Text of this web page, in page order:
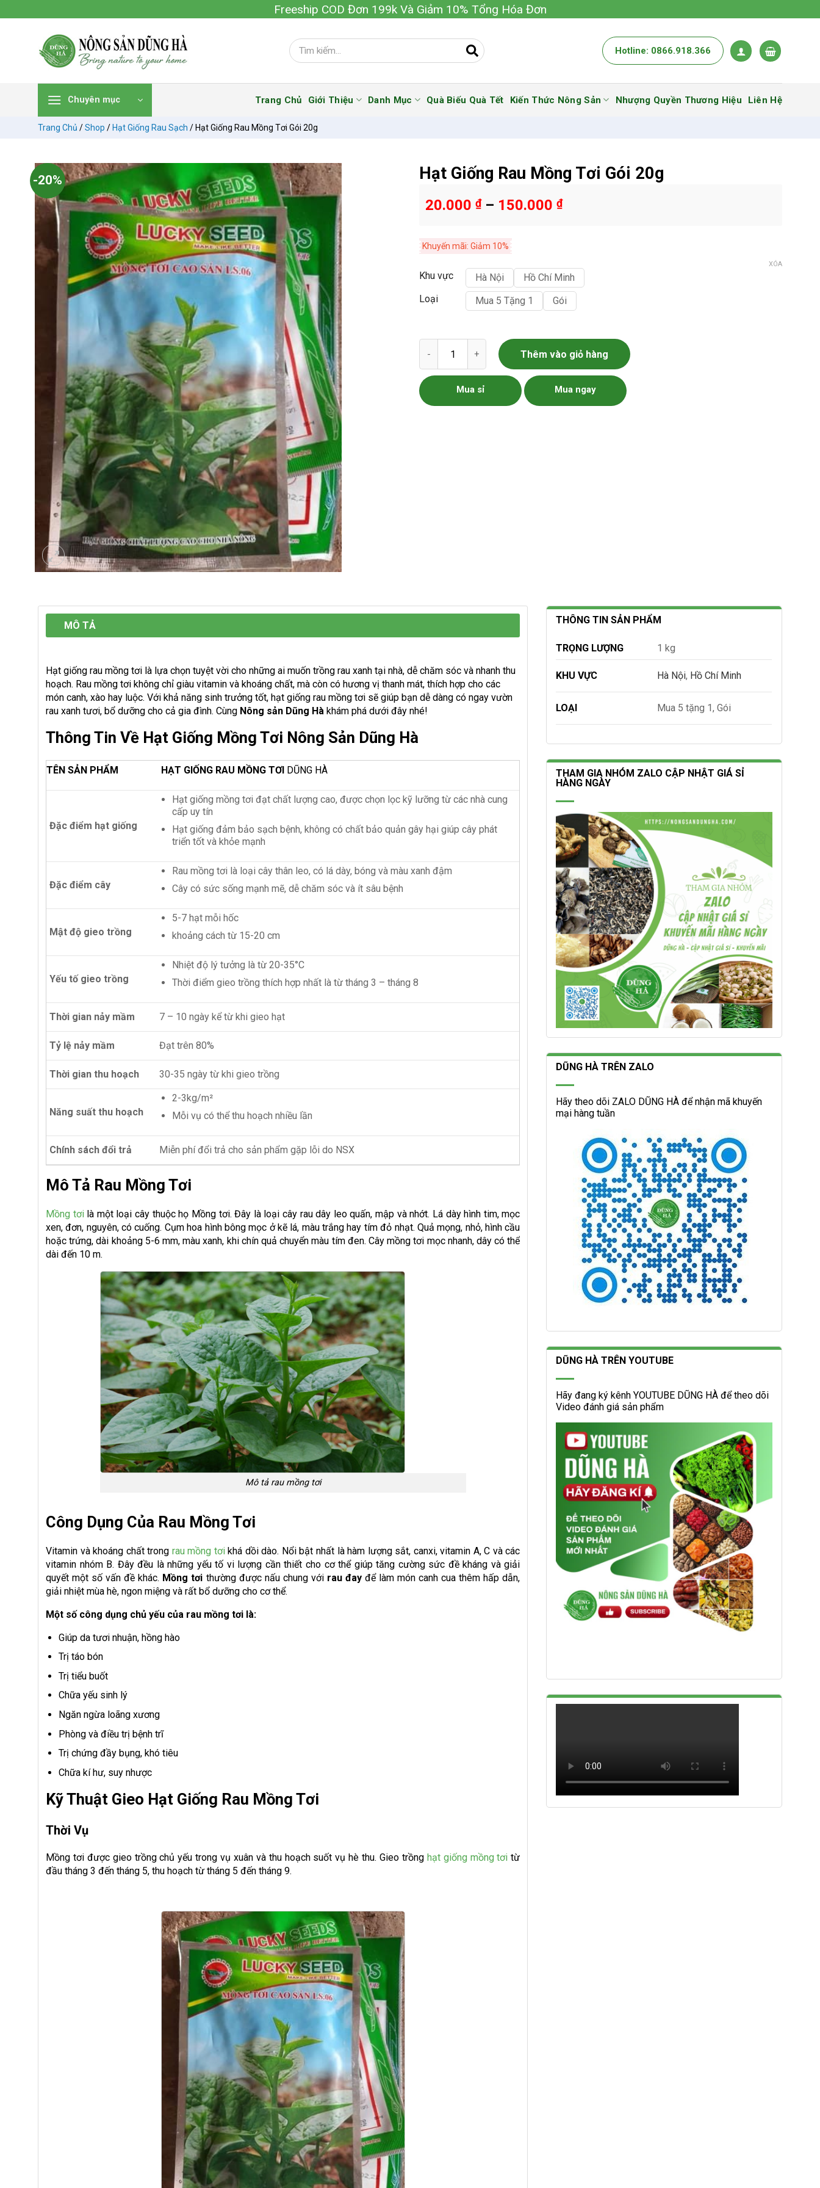
đến
Freeship COD Đơn 199k Và Giảm 10% Tổng Hóa Đơn
Hotline: 0866.918.366
Chuyên mục Trang Chủ Giới Thiệu Danh Mục Quà Biếu Quà Tết Kiến Thức Nông Sản Nhượng Quyền Thương Hiệu Liên Hệ
Trang Chủ /Shop / Hạt Giống Rau Sạch / Hạt Giống Rau Mồng Tơi Gói 20g
-20% Hạt Giống Rau Mồng Tơi Gói 20g
20.000 ₫– 150.000 ₫
Khuyến mãi: Giảm 10%
Khu vực Hà Nội
Hồ Chí Minh
Loại
Mua 5 Tặng 1 Gói
XÓA
Hạt Giống Rau Mồng Tơi Gói 20g số lượng
Thêm vào giỏ hàng
Mua sỉ Mua ngay
MÔ TẢ
Hạt giống rau mồng tơi là lựa chọn tuyệt vời cho những ai muốn trồng rau xanh tại nhà, dễ chăm sóc và nhanh thu
hoạch. Rau mồng tơi không chỉ giàu vitamin và khoáng chất, mà còn có hương vị thanh mát, thích hợp cho các
món canh, xào hay luộc. Với khả năng sinh trưởng tốt, hạt giống rau mồng tơi sẽ giúp bạn dễ dàng có ngay vườn
rau xanh tươi, bổ dưỡng cho cả gia đình. Cùng Nông sản Dũng Hà khám phá dưới đây nhé!
Thông Tin Về Hạt Giống Mồng Tơi Nông Sản Dũng Hà
TÊN SẢN PHẨM HẠT GIỐNG RAU MỒNG TƠI DŨNG HÀ
Đặc điểm hạt giống
Hạt giống mồng tơi đạt chất lượng cao, được chọn lọc kỹ lưỡng từ các nhà cung
cấp uy tín
Hạt giống đảm bảo sạch bệnh, không có chất bảo quản gây hại giúp cây phát
triển tốt và khỏe mạnh
Đặc điểm cây
Rau mồng tơi là loại cây thân leo, có lá dày, bóng và màu xanh đậm
Cây có sức sống mạnh mẽ, dễ chăm sóc và ít sâu bệnh
Mật độ gieo trồng
5-7 hạt mỗi hốc
khoảng cách từ 15-20 cm
Yếu tố gieo trồng
Nhiệt độ lý tưởng là từ 20-35°C
Thời điểm gieo trồng thích hợp nhất là từ tháng 3 – tháng 8
Thời gian nảy mầm 7 – 10 ngày kể từ khi gieo hạt
Tỷ lệ nảy mầm Đạt trên 80%
Thời gian thu hoạch 30-35 ngày từ khi gieo trồng
Năng suất thu hoạch
2-3kg/m²
Mỗi vụ có thể thu hoạch nhiều lần
Chính sách đổi trả Miễn phí đổi trả cho sản phẩm gặp lỗi do NSX
Mô Tả Rau Mồng Tơi
Mồng tơilà một loại cây thuộc họ Mồng tơi. Đây là loại cây rau dây leo quấn, mập và nhớt. Lá dày hình tim, mọc
xen, đơn, nguyên, có cuống. Cụm hoa hình bông mọc ở kẽ lá, màu trắng hay tím đỏ nhạt. Quả mọng, nhỏ, hình cầu
hoặc trứng, dài khoảng 5-6 mm, màu xanh, khi chín quả chuyển màu tím đen. Cây mồng tơi mọc nhanh, dây có thể
dài đến 10 m.
Mô tả rau mồng tơi
Công Dụng Của Rau Mồng Tơi
Vitamin và khoáng chất trong rau mồng tơikhá dồi dào. Nổi bật nhất là hàm lượng sắt, canxi, vitamin A, C và các
vitamin nhóm B. Đây đều là những yếu tố vi lượng cần thiết cho cơ thể giúp tăng cường sức đề kháng và giải
quyết một số vấn đề khác. Mồng tơi thường được nấu chung với rau đayđể làm món canh cua thêm hấp dẫn,
giải nhiệt mùa hè, ngon miệng và rất bổ dưỡng cho cơ thể.
Một số công dụng chủ yếu của rau mồng tơi là:
Giúp da tươi nhuận, hồng hào
Trị táo bón
Trị tiểu buốt
Chữa yếu sinh lý
Ngăn ngừa loãng xương
Phòng và điều trị bệnh trĩ
Trị chứng đầy bụng, khó tiêu
Chữa kí hư, suy nhược
Kỹ Thuật Gieo Hạt Giống Rau Mồng Tơi
Thời Vụ
Mồng tơi được gieo trồng chủ yếu trong vụ xuân và thu hoạch suốt vụ hè thu. Gieo trồng hạt giống mồng tơi từ
đầu tháng 3 đến tháng 5, thu hoạch từ tháng 5 đến tháng 9.
THÔNG TIN SẢN PHẨM
TRỌNG LƯỢNG 1 kg
KHU VỰC Hà Nội, Hồ Chí Minh
LOẠI Mua 5 tặng 1, Gói
THAM GIA NHÓM ZALO CẬP NHẬT GIÁ SỈ
HÀNG NGÀY
DŨNG HÀ TRÊN ZALO
Hãy theo dõi ZALO DŨNG HÀ để nhận mã khuyến
mại hàng tuần
DŨNG HÀ TRÊN YOUTUBE
Hãy đang ký kênh YOUTUBE DŨNG HÀ để theo dõi
Video đánh giá sản phẩm